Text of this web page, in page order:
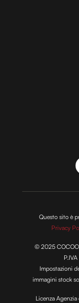
Questo sito è
Privacy
© 2025
Impostazioni
immagini stock
Licenza